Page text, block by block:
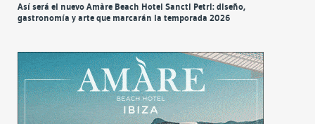
Así será el nuevo Amàre Beach Hotel Sancti Petri: diseño,
gastronomía y arte que marcarán la temporada 2026